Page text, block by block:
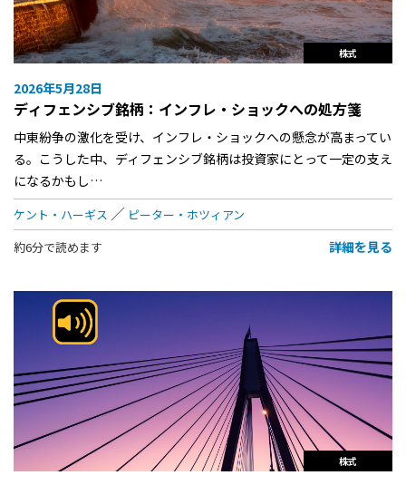
株式
2026年5月28日
ディフェンシブ銘柄：インフレ・ショックへの処方箋
中東紛争の激化を受け、インフレ・ショックへの懸念が高まってい
る。こうした中、ディフェンシブ銘柄は投資家にとって一定の支え
になるかもし…
ケント・ハーギス
ピーター・ホツィアン
約6分で読めます
詳細を見る
株式